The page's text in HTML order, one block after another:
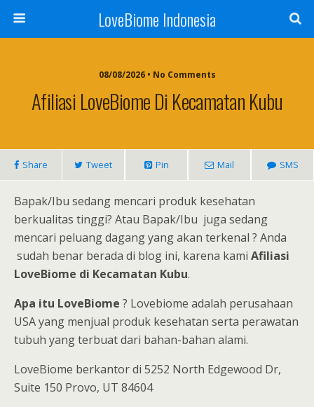
LoveBiome Indonesia
08/08/2026 • No Comments
Afiliasi LoveBiome Di Kecamatan Kubu
Share Tweet Pin Mail SMS
Bapak/Ibu sedang mencari produk kesehatan
berkualitas tinggi? Atau Bapak/Ibu juga sedang
mencari peluang dagang yang akan terkenal ? Anda
sudah benar berada di blog ini, karena kami Afiliasi
LoveBiome di Kecamatan Kubu.
Apa itu LoveBiome ? Lovebiome adalah perusahaan
USA yang menjual produk kesehatan serta perawatan
tubuh yang terbuat dari bahan-bahan alami.
LoveBiome berkantor di 5252 North Edgewood Dr,
Suite 150 Provo, UT 84604